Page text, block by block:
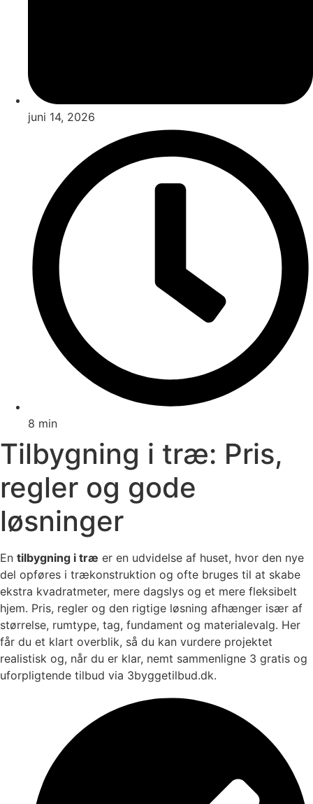
juni 14, 2026
8 min
Tilbygning i træ: Pris,
regler og gode
løsninger
En tilbygning i træ er en udvidelse af huset, hvor den nye
del opføres i trækonstruktion og ofte bruges til at skabe
ekstra kvadratmeter, mere dagslys og et mere fleksibelt
hjem. Pris, regler og den rigtige løsning afhænger især af
størrelse, rumtype, tag, fundament og materialevalg. Her
får du et klart overblik, så du kan vurdere projektet
realistisk og, når du er klar, nemt sammenligne 3 gratis og
uforpligtende tilbud via 3byggetilbud.dk.